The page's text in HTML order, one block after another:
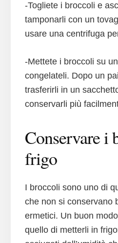
-Togliete i broccoli e
tamponarli con un
usare una centrifuga
-Mettete i broccoli su
congelateli. Dopo un
trasferirli in un
conservarli più
Conservare i
frigo
I broccoli sono uno di
che non si conservano
ermetici. Un buon
quello di metterli in